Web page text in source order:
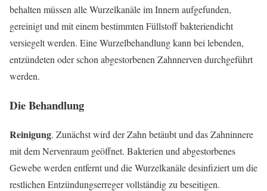
behalten müssen alle Wurzelkanäle im Innern aufgefunden,
gereinigt und mit einem bestimmten Füllstoff bakteriendicht
versiegelt werden. Eine Wurzelbehandlung kann bei lebenden,
entzündeten oder schon abgestorbenen Zahnnerven durchgeführt
werden.
Die Behandlung
Reinigung. Zunächst wird der Zahn betäubt und das Zahninnere
mit dem Nervenraum geöffnet. Bakterien und abgestorbenes
Gewebe werden entfernt und die Wurzelkanäle desinfiziert um die
restlichen Entzündungserreger vollständig zu beseitigen.